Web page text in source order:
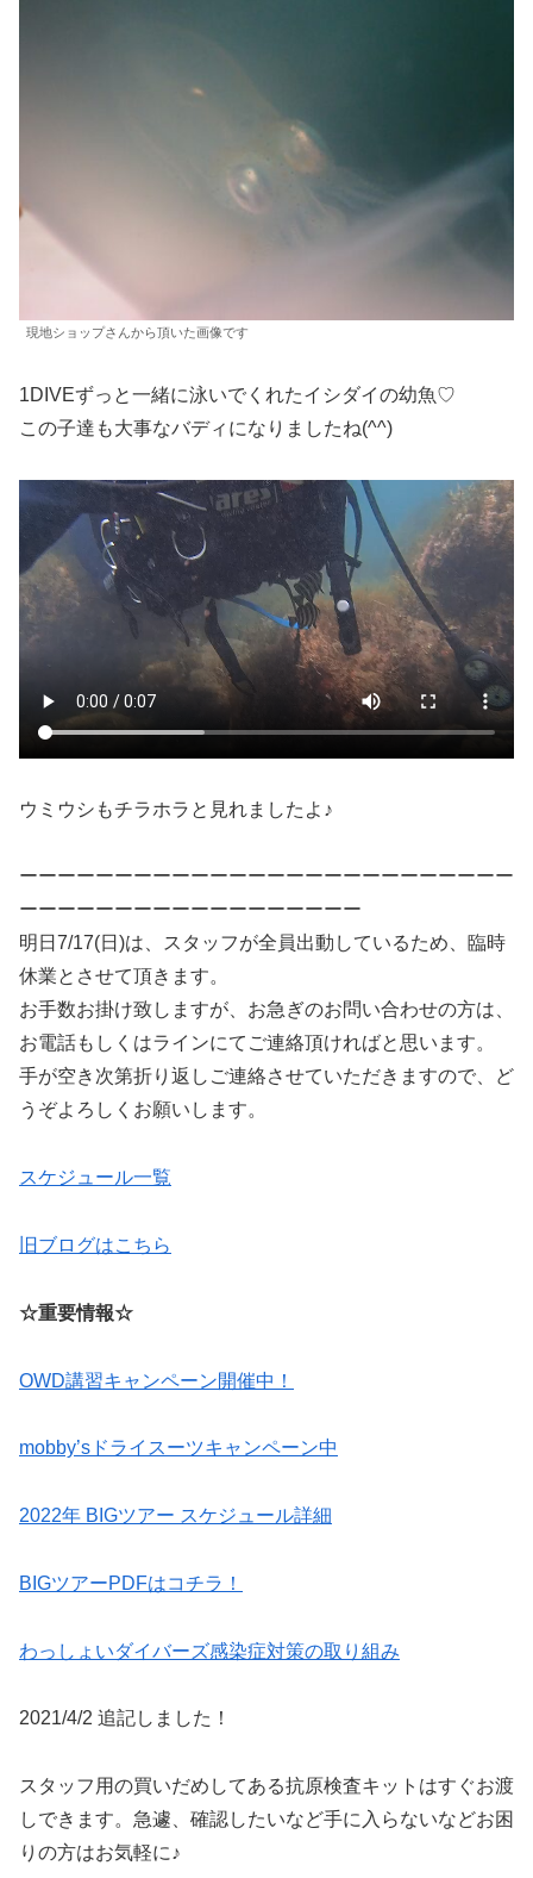
現地ショップさんから頂いた画像です
1DIVEずっと一緒に泳いでくれたイシダイの幼魚♡
この子達も大事なバディになりましたね(^^)
ウミウシもチラホラと見れましたよ♪
ーーーーーーーーーーーーーーーーーーーーーーーーーー
ーーーーーーーーーーーーーーーーーー
明日7/17(日)は、スタッフが全員出動しているため、臨時
休業とさせて頂きます。
お手数お掛け致しますが、お急ぎのお問い合わせの方は、
お電話もしくはラインにてご連絡頂ければと思います。
手が空き次第折り返しご連絡させていただきますので、ど
うぞよろしくお願いします。
スケジュール一覧
旧ブログはこちら
☆重要情報☆
OWD講習キャンペーン開催中！
mobby’sドライスーツキャンペーン中
2022年 BIGツアー スケジュール詳細
BIGツアーPDFはコチラ！
わっしょいダイバーズ感染症対策の取り組み
2021/4/2 追記しました！
スタッフ用の買いだめしてある抗原検査キットはすぐお渡
しできます。急遽、確認したいなど手に入らないなどお困
りの方はお気軽に♪